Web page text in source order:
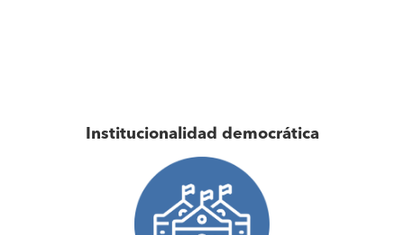
Institucionalidad democrática